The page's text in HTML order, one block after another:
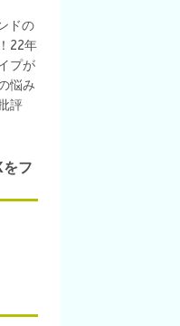
ドの
22年
プが
悩み
評
フ